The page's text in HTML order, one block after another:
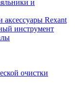
и
аксессуары Rexant
инструмент
очистки